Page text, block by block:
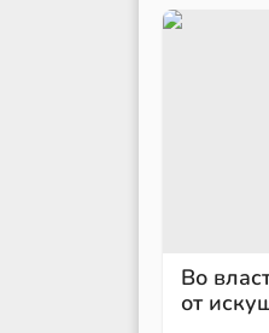
Во
от